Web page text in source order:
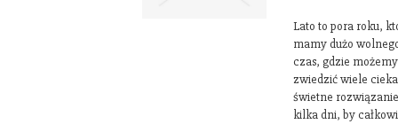
Lato to pora roku,
mamy dużo
czas, gdzie
zwiedzić wiele
świetne
kilka dni, by